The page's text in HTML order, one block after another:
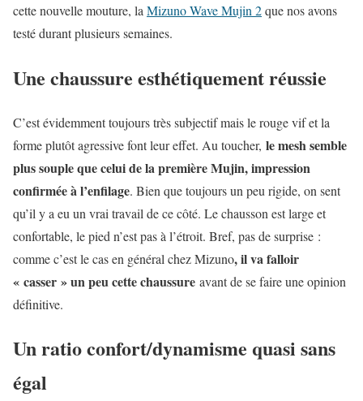
cette nouvelle mouture, la Mizuno Wave Mujin 2que nos avons
testé durant plusieurs semaines.
Une chaussure esthétiquement réussie
C’est évidemment toujours très subjectif mais le rouge vif et la
forme plutôt agressive font leur effet. Au toucher, le mesh semble
plus souple que celui de la première Mujin, impression
confirmée à l’enfilage. Bien que toujours un peu rigide, on sent
qu’il y a eu un vrai travail de ce côté. Le chausson est large et
confortable, le pied n’est pas à l’étroit. Bref, pas de surprise :
comme c’est le cas en général chez Mizuno, il va falloir
« casser » un peu cette chaussure avant de se faire une opinion
définitive.
Un ratio confort/dynamisme quasi sans
égal